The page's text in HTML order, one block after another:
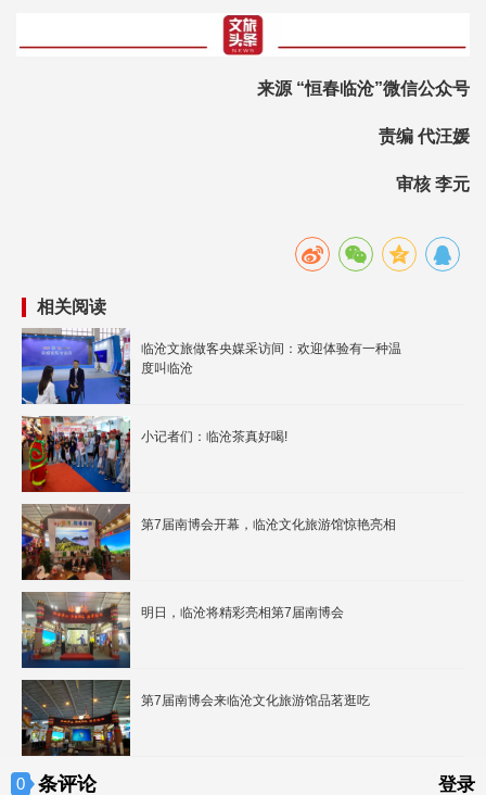
来源 “恒春临沧”微信公众号
责编 代汪媛
审核 李元
相关阅读
临沧文旅做客央媒采访间：欢迎体验有一种温
度叫临沧
小记者们：临沧茶真好喝!
第7届南博会开幕，临沧文化旅游馆惊艳亮相
明日，临沧将精彩亮相第7届南博会
第7届南博会来临沧文化旅游馆品茗逛吃
0 条评论 登录